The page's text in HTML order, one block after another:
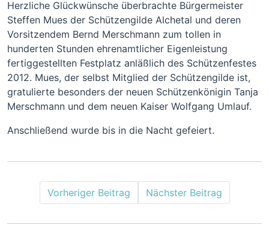
Herzliche Glückwünsche überbrachte Bürgermeister
Steffen Mues der Schützengilde Alchetal und deren
Vorsitzendem Bernd Merschmann zum tollen in
hunderten Stunden ehrenamtlicher Eigenleistung
fertiggestellten Festplatz anläßlich des Schützenfestes
2012. Mues, der selbst Mitglied der Schützengilde ist,
gratulierte besonders der neuen Schützenkönigin Tanja
Merschmann und dem neuen Kaiser Wolfgang Umlauf.
Anschließend wurde bis in die Nacht gefeiert.
Vorheriger Beitrag Nächster Beitrag